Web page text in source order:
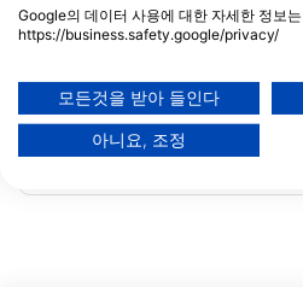
Wood Group Training Center
(★4.9)
뉴 플리머스의 우드 그룹 트레이닝에 있는
되며 종종 스쿠버 및 프리다이빙 훈련에
Google의 데이터 사용에 대한 자세한 정보
https://business.safety.google/privacy/
귀하의 동의와 cookie 정책은 이 웹사이트/
파트너 목록 보기 (1 IAB 벤더)
당사는 귀하의 데이터를 다음 목적으로 사용
모든것을 받아 들인다
아니요, 조정